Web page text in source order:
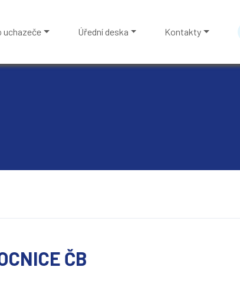
uchazeče Úřední deska Kontakty
ČB